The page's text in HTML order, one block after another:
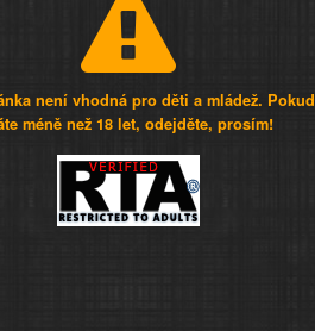
není vhodná pro děti a mládež. Pokud
méně než 18 let, odejděte, prosím!